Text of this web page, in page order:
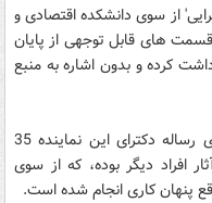
از سوی دانشكده اقتصادی و
های قابل توجهی از پایان
كرده و بدون اشاره به منبع
براساس این گزارش ،بسیاری از بخش های رساله دكترای این نماینده 35
افراد دیگر بوده، كه از سوی
پنهان كاری انجام شده است.